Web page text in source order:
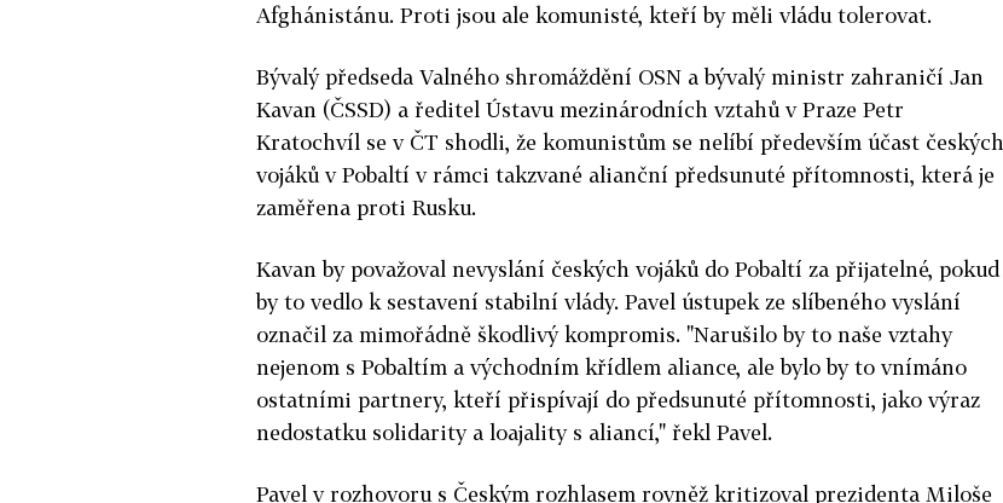
Afghánistánu. Proti jsou ale komunisté, kteří by měli vládu tolerovat.
Bývalý předseda Valného shromáždění OSN a bývalý ministr zahraničí Jan
Kavan (ČSSD) a ředitel Ústavu mezinárodních vztahů v Praze Petr
Kratochvíl se v ČT shodli, že komunistům se nelíbí především účast českých
vojáků v Pobaltí v rámci takzvané alianční předsunuté přítomnosti, která je
zaměřena proti Rusku.
Kavan by považoval nevyslání českých vojáků do Pobaltí za přijatelné, pokud
by to vedlo k sestavení stabilní vlády. Pavel ústupek ze slíbeného vyslání
označil za mimořádně škodlivý kompromis. "Narušilo by to naše vztahy
nejenom s Pobaltím a východním křídlem aliance, ale bylo by to vnímáno
ostatními partnery, kteří přispívají do předsunuté přítomnosti, jako výraz
nedostatku solidarity a loajality s aliancí," řekl Pavel.
Pavel v rozhovoru s Českým rozhlasem rovněž kritizoval prezidenta Miloše